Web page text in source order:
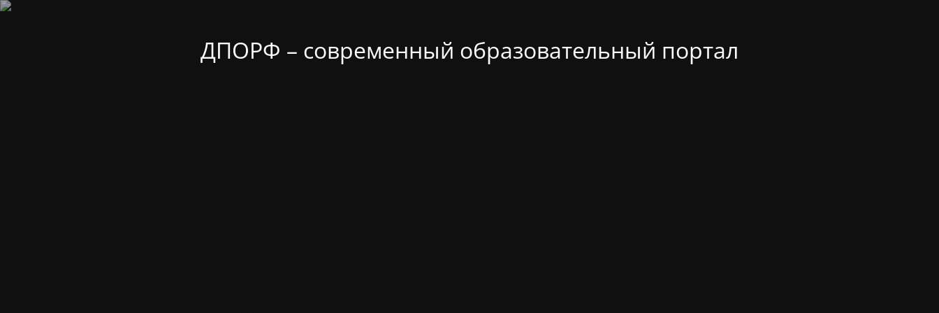
ДПОРФ – современный образовательный портал